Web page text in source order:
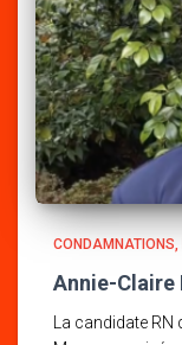
CONDAMNATIONS
Annie-Claire
La candidate